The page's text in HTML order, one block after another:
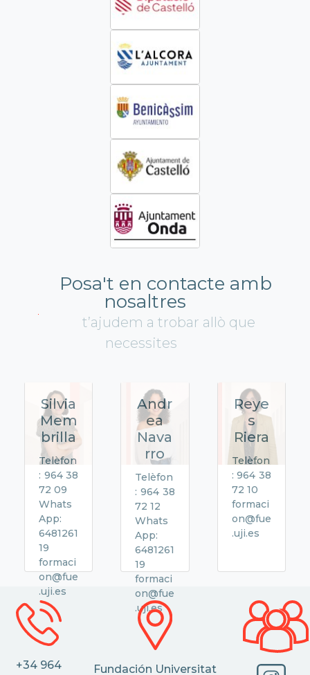
Posa't en contacte amb
nosaltres
t’ajudem a trobar allò que
necessites
Silvia
Mem
brilla
Telèfon
: 964 38
72 09
Whats
App:
6481261
19
formaci
on@fue
.uji.es
Andr
ea
Nava
rro
Telèfon
: 964 38
72 12
Whats
App:
6481261
19
formaci
on@fue
.uji.es
Reye
s
Riera
Telèfon
: 964 38
72 10
formaci
on@fue
.uji.es
+34 964
Fundación Universitat